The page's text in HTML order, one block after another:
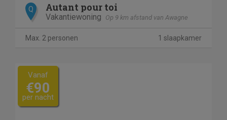
Q Autant pour toi
Vakantiewoning Op 9 km afstand van Awagne
Max. 2 personen 1 slaapkamer
Vanaf
€90
per nacht